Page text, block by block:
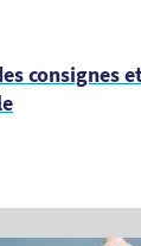
consignes